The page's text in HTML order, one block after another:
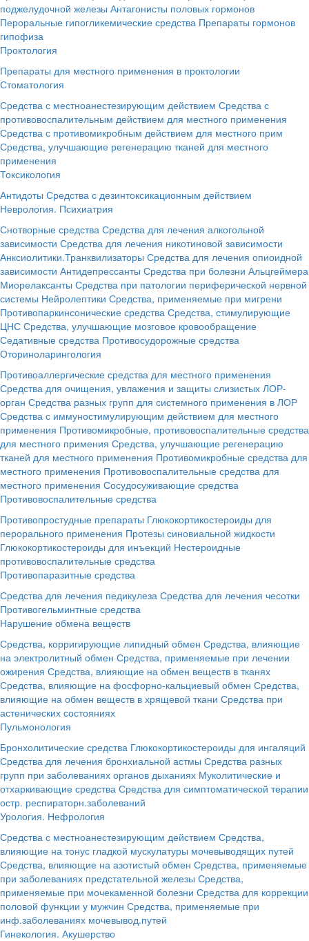
поджелудочной железы Антагонисты половых гормонов
Пероральные гипогликемические средства Препараты гормонов
гипофиза
Проктология
Препараты для местного применения в проктологии
Стоматология
Средства с местноанестезирующим действием Средства с
противовоспалительным действием для местного применения
Средства с противомикробным действием для местного прим
Средства, улучшающие регенерацию тканей для местного
применения
Токсикология
Антидоты Средства с дезинтоксикационным действием
Неврология. Психиатрия
Снотворные средства Средства для лечения алкогольной
зависимости Средства для лечения никотиновой зависимости
Анксиолитики.Транквилизаторы Средства для лечения опиоидной
зависимости Антидепрессанты Средства при болезни Альцгеймера
Миорелаксанты Средства при патологии периферической нервной
системы Нейролептики Средства, применяемые при мигрени
Противопаркинсонические средства Средства, стимулирующие
ЦНС Средства, улучшающие мозговое кровообращение
Седативные средства Противосудорожные средства
Оториноларингология
Противоаллергические средства для местного применения
Средства для очищения, увлажения и защиты слизистых ЛОР-
орган Средства разных групп для системного применения в ЛОР
Средства с иммуностимулирующим действием для местного
применения Противомикробные, противовоспалительные средства
для местного примения Средства, улучшающие регенерацию
тканей для местного применения Противомикробные средства для
местного применения Противовоспалительные средства для
местного применения Сосудосуживающие средства
Противовоспалительные средства
Противопростудные препараты Глюкокортикостероиды для
перорального применения Протезы синовиальной жидкости
Глюкокортикостероиды для инъекций Нестероидные
противовоспалительные средства
Противопаразитные средства
Средства для лечения педикулеза Средства для лечения чесотки
Противогельминтные средства
Нарушение обмена веществ
Средства, корригирующие липидный обмен Средства, влияющие
на электролитный обмен Средства, применяемые при лечении
ожирения Средства, влияющие на обмен веществ в тканях
Средства, влияющие на фосфорно-кальциевый обмен Средства,
влияющие на обмен веществ в хрящевой ткани Средства при
астенических состояниях
Пульмонология
Бронхолитические средства Глюкокортикостероиды для ингаляций
Средства для лечения бронхиальной астмы Средства разных
групп при заболеваниях органов дыханиях Муколитические и
отхаркивающие средства Средства для симптоматической терапии
остр. респираторн.заболеваний
Урология. Нефрология
Средства с местноанестезирующим действием Средства,
влияющие на тонус гладкой мускулатуры мочевыводящих путей
Средства, влияющие на азотистый обмен Средства, применяемые
при заболеваниях предстательной железы Средства,
применяемые при мочекаменной болезни Средства для коррекции
половой функции у мужчин Средства, применяемые при
инф.заболеваниях мочевывод.путей
Гинекология. Акушерство